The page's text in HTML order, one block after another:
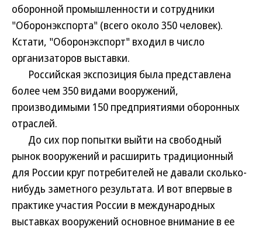
оборонной промышленности и сотрудники
"Оборонэкспорта" (всего около 350 человек).
Кстати, "Оборонэкспорт" входил в число
организаторов выставки.
Российская экспозиция была представлена
более чем 350 видами вооружений,
производимыми 150 предприятиями оборонных
отраслей.
До сих пор попытки выйти на свободный
рынок вооружений и расширить традиционный
для России круг потребителей не давали сколько-
нибудь заметного результата. И вот впервые в
практике участия России в международных
выставках вооружений основное внимание в ее